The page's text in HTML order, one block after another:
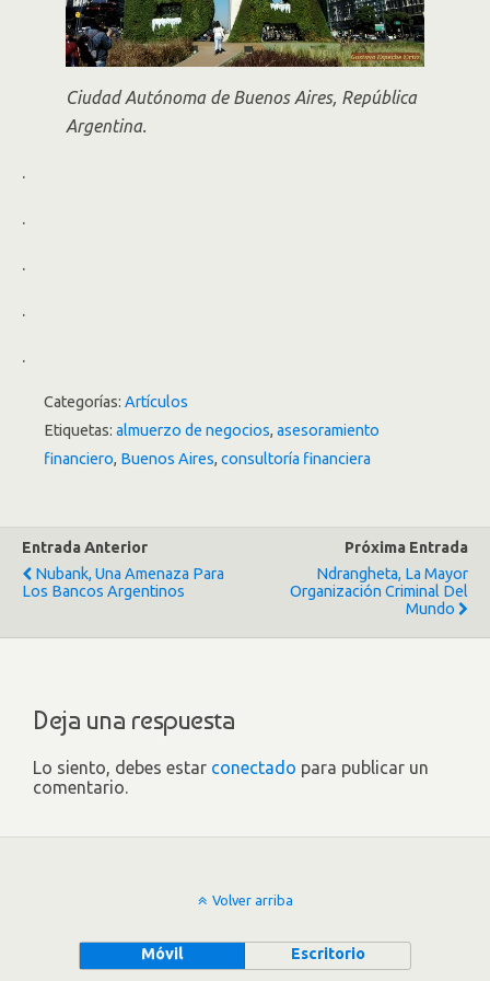
Ciudad Autónoma de Buenos Aires, República
Argentina.
.
.
.
.
.
Categorías: Artículos
Etiquetas: almuerzo de negocios, asesoramiento
financiero, Buenos Aires, consultoría financiera
Entrada Anterior
Nubank, Una Amenaza Para
Los Bancos Argentinos
Próxima Entrada
Ndrangheta, La Mayor
Organización Criminal Del
Mundo
Deja una respuesta
Lo siento, debes estar conectado para publicar un
comentario.
Volver arriba
Móvil Escritorio